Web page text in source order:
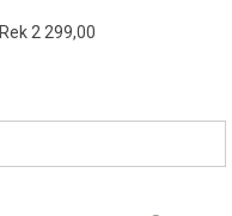
Rek 2 299,00